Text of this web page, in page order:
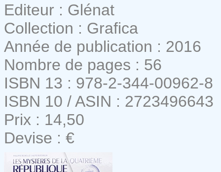
Editeur : Glénat
Collection : Grafica
Année de publication : 2016
Nombre de pages : 56
ISBN 13 : 978-2-344-00962-8
ISBN 10 / ASIN : 2723496643
Prix : 14,50
Devise : €